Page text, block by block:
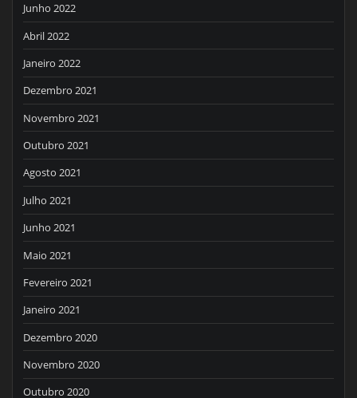
Junho 2022
Abril 2022
Janeiro 2022
Dezembro 2021
Novembro 2021
Outubro 2021
Agosto 2021
Julho 2021
Junho 2021
Maio 2021
Fevereiro 2021
Janeiro 2021
Dezembro 2020
Novembro 2020
Outubro 2020